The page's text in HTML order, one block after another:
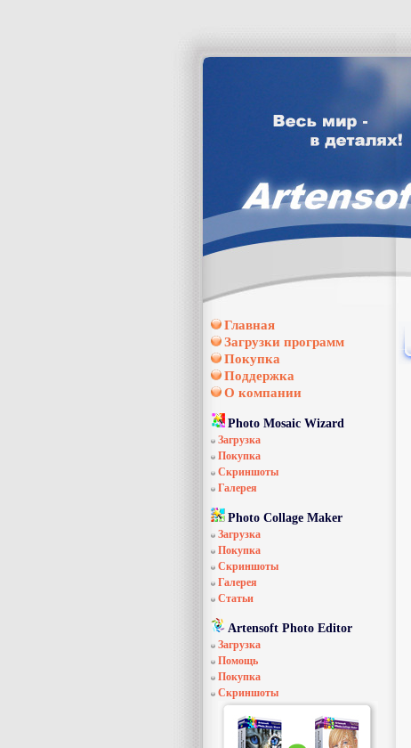
Главная
Загрузки программ
Покупка
Поддержка
О компании
Photo Mosaic Wizard
Загрузка
Покупка
Скриншоты
Галерея
Photo Collage Maker
Загрузка
Покупка
Скриншоты
Галерея
Статьи
Artensoft Photo Editor
Загрузка
Помощь
Покупка
Скриншоты